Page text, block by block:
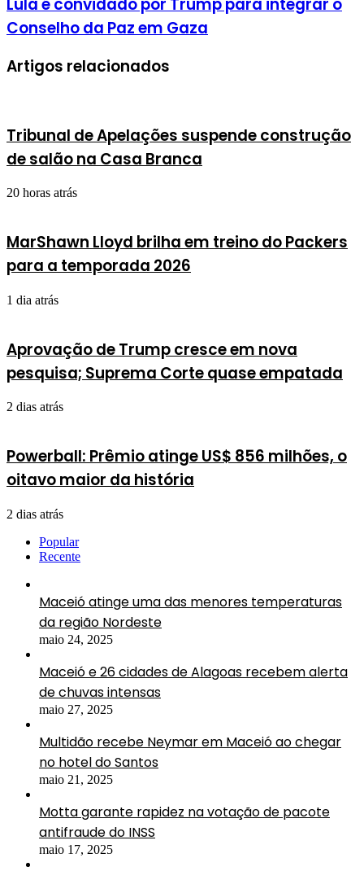
Conselho da Paz em Gaza
Artigos relacionados
Tribunal de Apelações suspende construção
de salão na Casa Branca
20 horas atrás
MarShawn Lloyd brilha em treino do Packers
para a temporada 2026
1 dia atrás
Aprovação de Trump cresce em nova
pesquisa; Suprema Corte quase empatada
2 dias atrás
Powerball: Prêmio atinge US$ 856 milhões, o
oitavo maior da história
2 dias atrás
Popular
Recente
Maceió atinge uma das menores temperaturas
da região Nordeste
maio 24, 2025
Maceió e 26 cidades de Alagoas recebem alerta
de chuvas intensas
maio 27, 2025
Multidão recebe Neymar em Maceió ao chegar
no hotel do Santos
maio 21, 2025
Motta garante rapidez na votação de pacote
antifraude do INSS
maio 17, 2025